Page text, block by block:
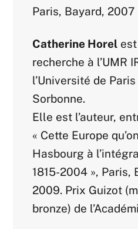
Paris, Bayard, 2007
Catherine Horel
recherche à l’UMR
l’Université de
Sorbonne.
Elle est l’auteur,
« Cette Europe
Hasbourg à
1815-2004 », Paris,
2009. Prix Guizot
bronze) de